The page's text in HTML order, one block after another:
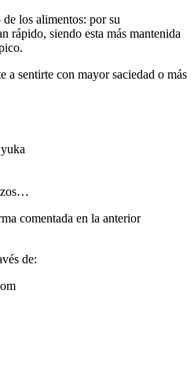
los alimentos: por su
rápido, siendo esta más mantenida
a sentirte con mayor saciedad o más
comentada en la anterior
de: